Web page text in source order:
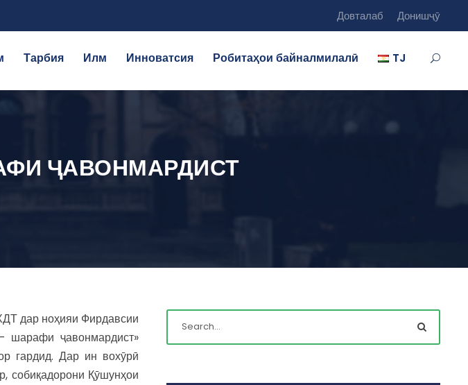
Довталаб Донишҷӯ
Тарбия Илм Инноватсия Робитаҳои байналмилалӣ TJ
ҶАВОНМАРДИСТ
дар ноҳияи Фирдавсии
ҷавонмардист»
гардид. Дар ин вохӯрӣ
собиқадорони Қӯшунҳои